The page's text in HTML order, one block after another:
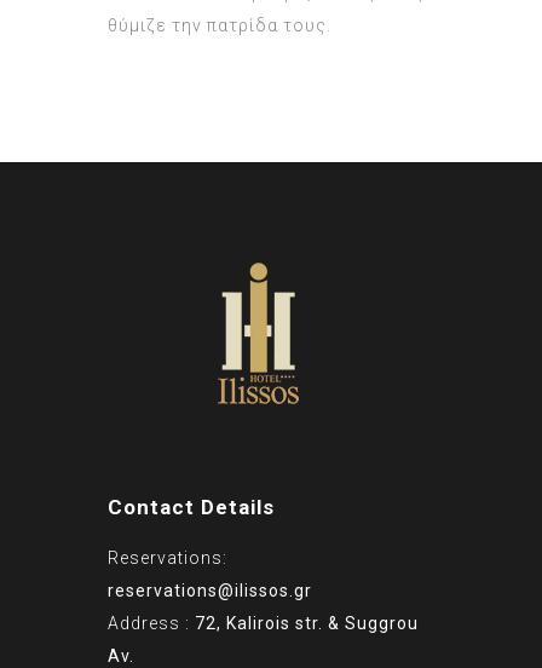
θύμιζε την πατρίδα τους.
Contact Details
Reservations:
reservations@ilissos.gr
Address : 72, Kalirois str. & Suggrou
Av.